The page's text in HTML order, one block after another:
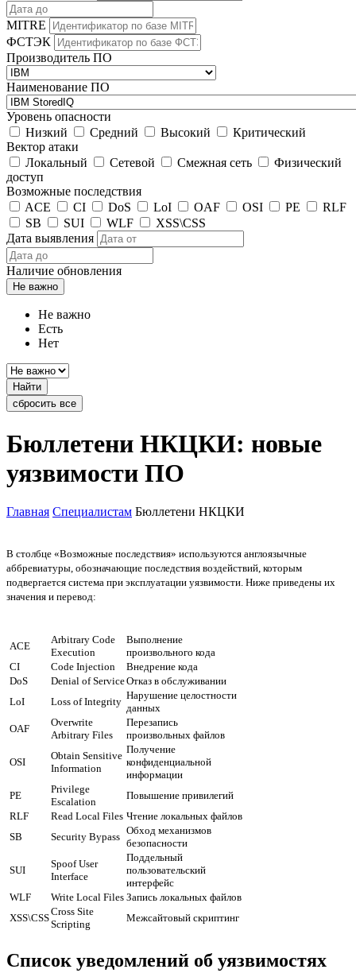
MITRE
ФСТЭК
Производитель ПО
Наименование ПО
Уровень опасности
Низкий
Средний Высокий
Критический
Вектор атаки
Локальный
Сетевой Смежная сеть
Физический
доступ
Возможные последствия
ACE
CI DoS LoI OAF OSI PE
RLF
SB
SUI WLF
XSS\CSS
Дата выявления
Наличие обновления
Не важно
Не важно
Есть
Нет
Найти
сбросить все
Бюллетени НКЦКИ: новые
уязвимости ПО
Главная Специалистам Бюллетени НКЦКИ
В столбце «Возможные последствия» используются англоязычные
аббревиатуры, обозначающие последствия воздействий, которым
подвергается система при эксплуатации уязвимости. Ниже приведены их
значения и перевод:
ACE
Arbitrary Code
Execution
Выполнение
произвольного кода
CI
Code Injection
Внедрение кода
DoS
Denial of ServiceОтказ в обслуживании
LoI
Loss of Integrity
Нарушение целостности
данных
OAF
Overwrite
Arbitrary Files
Перезапись
произвольных файлов
OSI
Obtain Sensitive
Information
Получение
конфиденциальной
информации
PE
Privilege
Escalation
Повышение привилегий
RLF
Read Local Files Чтение локальных файлов
SB
Security Bypass
Обход механизмов
безопасности
SUI
Spoof User
Interface
Поддельный
пользовательский
интерфейс
WLF
Write Local Files Запись локальных файлов
XSS\CSS
Cross Site
Scripting
Межсайтовый скриптинг
Список уведомлений об уязвимостях